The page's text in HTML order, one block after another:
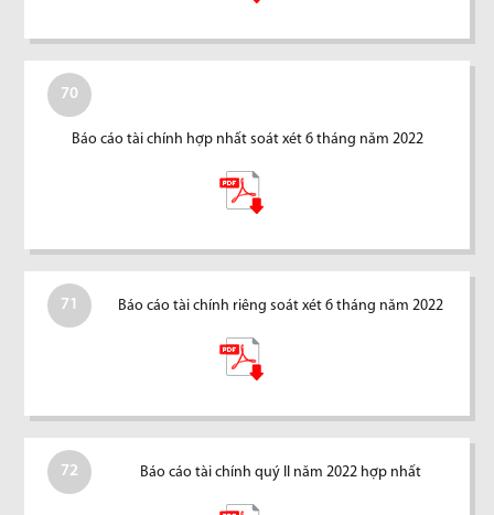
70
Báo cáo tài chính hợp nhất soát xét 6 tháng năm 2022
71 Báo cáo tài chính riêng soát xét 6 tháng năm 2022
72 Báo cáo tài chính quý II năm 2022 hợp nhất